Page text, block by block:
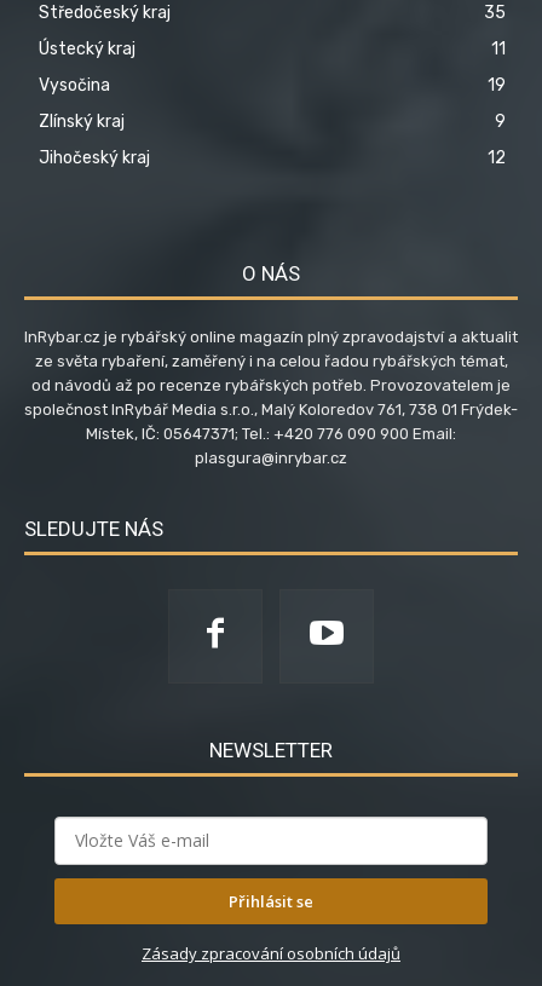
Středočeský kraj
35
Ústecký kraj
11
Vysočina
19
Zlínský kraj
9
Jihočeský kraj
12
O NÁS
InRybar.cz je rybářský online magazín plný zpravodajství a aktualit
ze světa rybaření, zaměřený i na celou řadou rybářských témat,
od návodů až po recenze rybářských potřeb. Provozovatelem je
společnost InRybář Media s.r.o., Malý Koloredov 761, 738 01 Frýdek-
Místek, IČ: 05647371; Tel.: +420 776 090 900 Email:
plasgura@inrybar.cz
SLEDUJTE NÁS
NEWSLETTER
Přihlásit se
Zásady zpracování osobních údajů